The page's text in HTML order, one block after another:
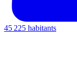
45 225 habitants